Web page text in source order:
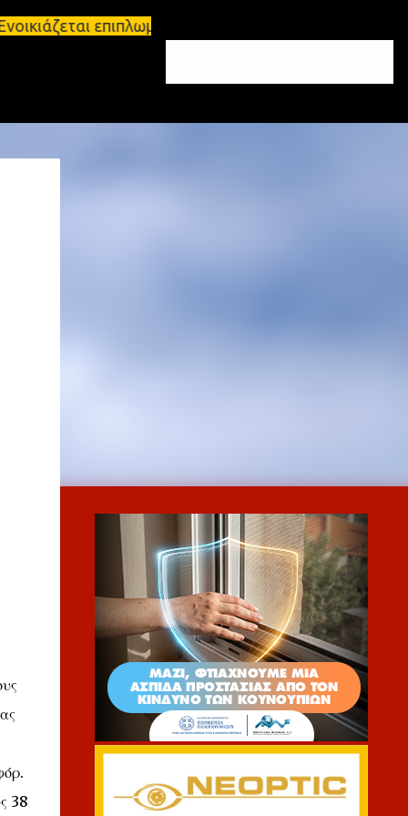
επιπλωμένο διαμέρισμα 65τ.μ
38